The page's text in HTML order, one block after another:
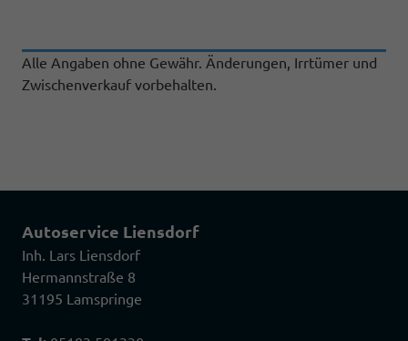
Alle Angaben ohne Gewähr. Änderungen, Irrtümer und
Zwischenverkauf vorbehalten.
Autoservice Liensdorf
Inh. Lars Liensdorf
Hermannstraße 8
31195 Lamspringe